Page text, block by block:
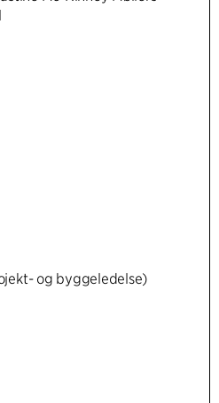
og byggeledelse)